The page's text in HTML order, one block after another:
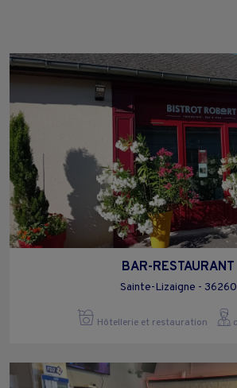
BAR-RESTAURANT
Sainte-Lizaigne - 36260
Hôtellerie et restauration